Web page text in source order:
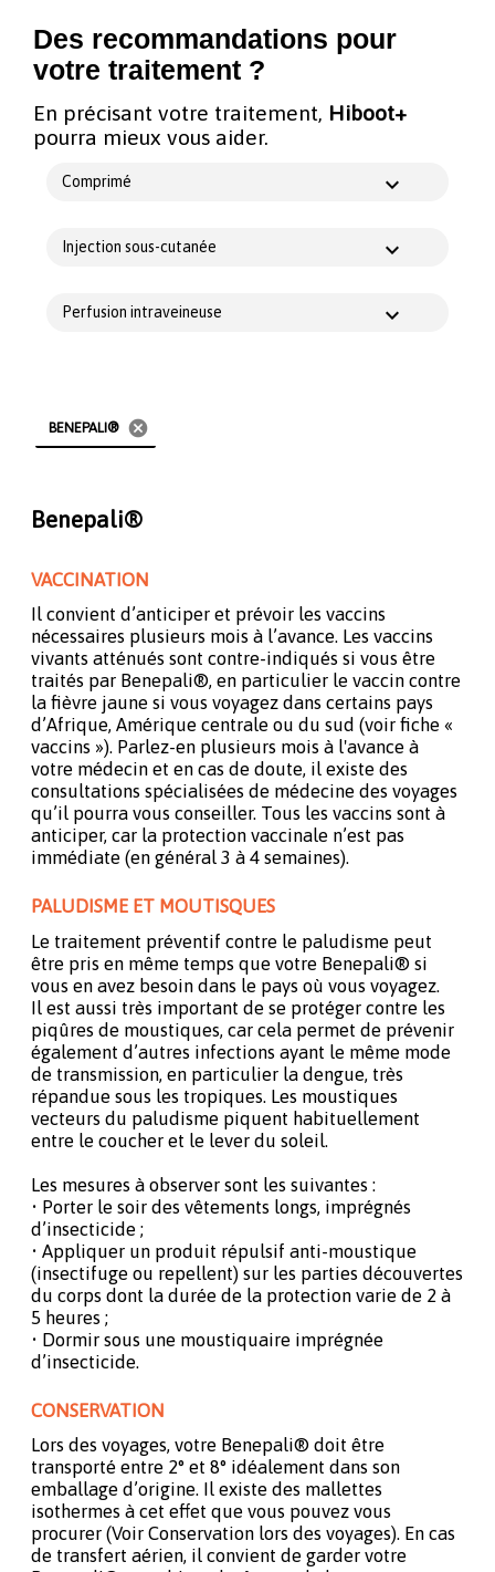
Des recommandations pour
votre traitement ?
En précisant votre traitement, Hiboot+
pourra mieux vous aider.
Comprimé
Injection sous-cutanée
Perfusion intraveineuse
BENEPALI® cancel
Benepali®
VACCINATION
Il convient d’anticiper et prévoir les vaccins
nécessaires plusieurs mois à l’avance. Les vaccins
vivants atténués sont contre-indiqués si vous être
traités par Benepali®, en particulier le vaccin contre
la fièvre jaune si vous voyagez dans certains pays
d’Afrique, Amérique centrale ou du sud (voir fiche «
vaccins »). Parlez-en plusieurs mois à l'avance à
votre médecin et en cas de doute, il existe des
consultations spécialisées de médecine des voyages
qu’il pourra vous conseiller. Tous les vaccins sont à
anticiper, car la protection vaccinale n’est pas
immédiate (en général 3 à 4 semaines).
PALUDISME ET MOUTISQUES
Le traitement préventif contre le paludisme peut
être pris en même temps que votre Benepali® si
vous en avez besoin dans le pays où vous voyagez.
Il est aussi très important de se protéger contre les
piqûres de moustiques, car cela permet de prévenir
également d’autres infections ayant le même mode
de transmission, en particulier la dengue, très
répandue sous les tropiques. Les moustiques
vecteurs du paludisme piquent habituellement
entre le coucher et le lever du soleil.
Les mesures à observer sont les suivantes :
• Porter le soir des vêtements longs, imprégnés
d’insecticide ;
• Appliquer un produit répulsif anti-moustique
(insectifuge ou repellent) sur les parties découvertes
du corps dont la durée de la protection varie de 2 à
5 heures ;
• Dormir sous une moustiquaire imprégnée
d’insecticide.
CONSERVATION
Lors des voyages, votre Benepali® doit être
transporté entre 2° et 8° idéalement dans son
emballage d’origine. Il existe des mallettes
isothermes à cet effet que vous pouvez vous
procurer (Voir Conservation lors des voyages). En cas
de transfert aérien, il convient de garder votre